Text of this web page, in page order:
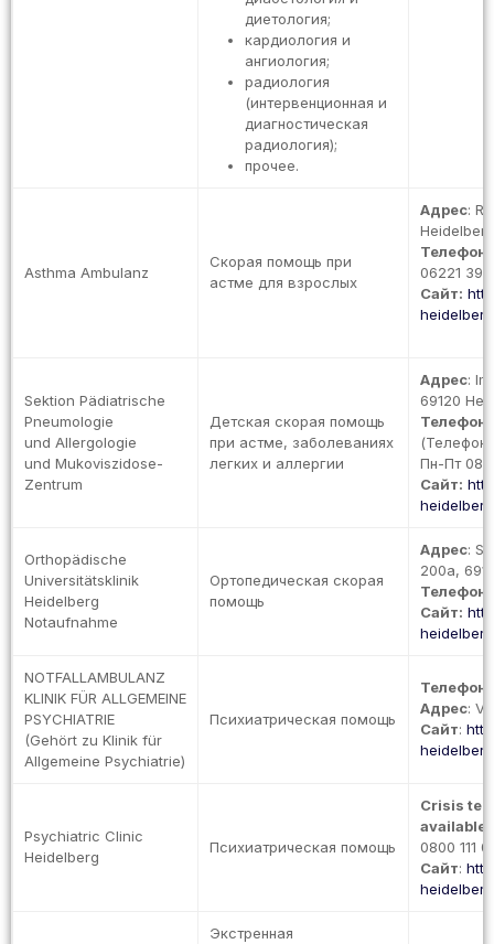
диетология;
кардиология и
ангиология;
радиология
(интервенционная и
диагностическая
радиология);
прочее.
Asthma Ambulanz
Скорая помощь при
астме для взрослых
Адрес:
Heidelberg
Телефон
06221
Сайт:
Sektion Pädiatrische
Pneumologie
und Allergologie
und Mukoviszidose-
Zentrum
Детская скорая помощь
при астме, заболеваниях
легких и аллергии
Адрес:
69120
Телефон
(Телефон
Пн-Пт
Сайт:
Orthopädische
Universitätsklinik
Heidelberg
Notaufnahme
Ортопедическая скорая
помощь
Адрес:
200a,
Телефон
Сайт:
NOTFALLAMBULANZ
KLINIK FÜR ALLGEMEINE
PSYCHIATRIE
(Gehört zu Klinik für
Allgemeine Psychiatrie)
Психиатрическая помощь
Телефон
Адрес:
Сайт:
Psychiatric Clinic
Heidelberg
Психиатрическая помощь
Crisis
available
0800 111 0
Сайт:
Экстренная